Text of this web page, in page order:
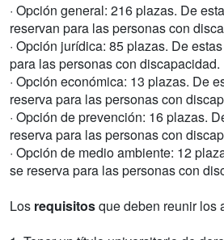
· Opción general: 216 plazas. De
reservan para las personas con
· Opción jurídica: 85 plazas. De
para las personas con discapacidad.
· Opción económica: 13 plazas. De
reserva para las personas con
· Opción de prevención: 16 plazas.
reserva para las personas con
· Opción de medio ambiente: 12
se reserva para las personas con
Los requisitosque deben reunir los